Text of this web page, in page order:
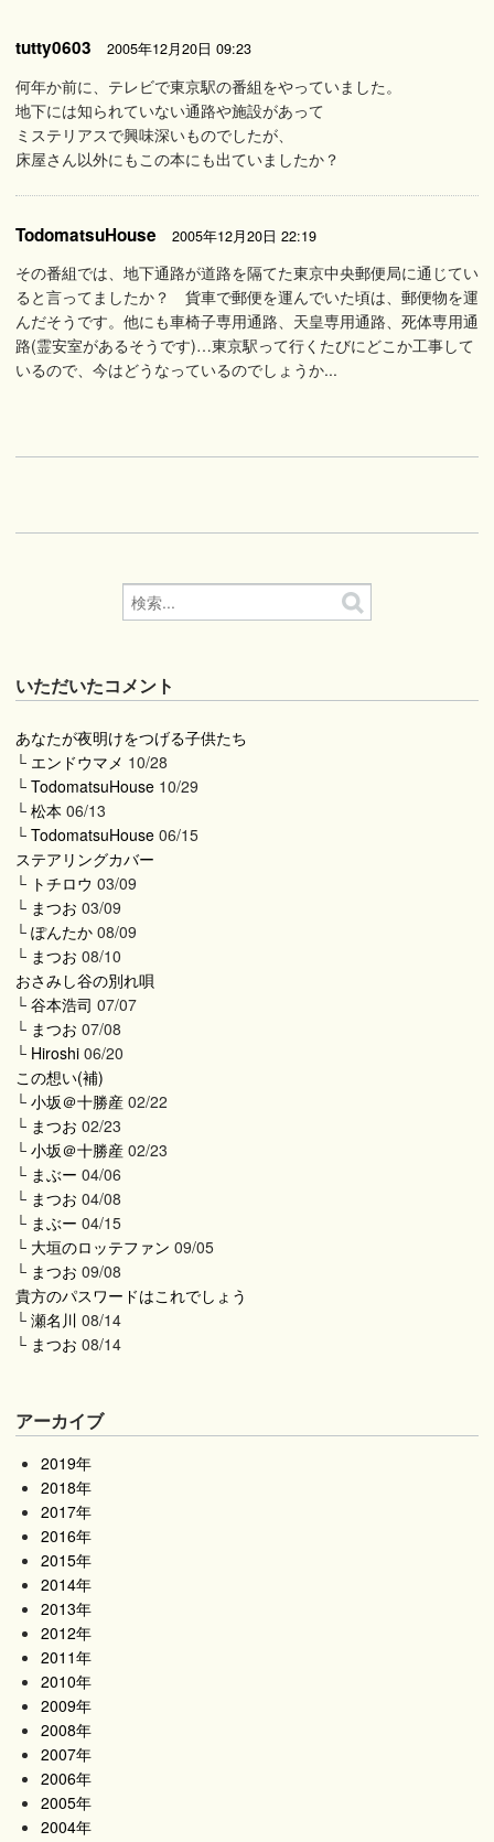
tutty0603 2005年12月20日 09:23
何年か前に、テレビで東京駅の番組をやっていました。
地下には知られていない通路や施設があって
ミステリアスで興味深いものでしたが、
床屋さん以外にもこの本にも出ていましたか？
TodomatsuHouse 2005年12月20日 22:19
その番組では、地下通路が道路を隔てた東京中央郵便局に通じてい
ると言ってましたか？ 貨車で郵便を運んでいた頃は、郵便物を運
んだそうです。他にも車椅子専用通路、天皇専用通路、死体専用通
路(霊安室があるそうです)…東京駅って行くたびにどこか工事して
いるので、今はどうなっているのでしょうか...
いただいたコメント
あなたが夜明けをつげる子供たち
└ エンドウマメ 10/28
└ TodomatsuHouse 10/29
└ 松本 06/13
└ TodomatsuHouse 06/15
ステアリングカバー
└ トチロウ 03/09
└ まつお 03/09
└ ぽんたか 08/09
└ まつお 08/10
おさみし谷の別れ唄
└ 谷本浩司 07/07
└ まつお 07/08
└ Hiroshi 06/20
この想い(補)
└ 小坂＠十勝産 02/22
└ まつお 02/23
└ 小坂＠十勝産 02/23
└ まぶー 04/06
└ まつお 04/08
└ まぶー 04/15
└ 大垣のロッテファン 09/05
└ まつお 09/08
貴方のパスワードはこれでしょう
└ 瀬名川 08/14
└ まつお 08/14
アーカイブ
2019年
2018年
2017年
2016年
2015年
2014年
2013年
2012年
2011年
2010年
2009年
2008年
2007年
2006年
2005年
2004年